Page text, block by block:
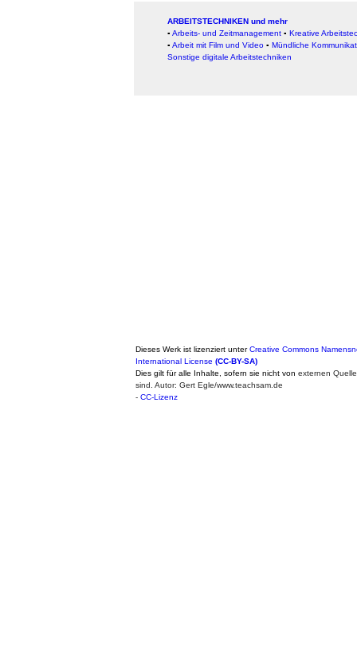
ARBEITSTECHNIKEN und mehr
▪ Arbeits- und Zeitmanagement ▪ Kreative
▪ Arbeit mit Film und Video ▪ Mündliche
Sonstige digitale Arbeitstechniken
Dieses Werk ist lizenziert unterCreative Commons
International License (CC-BY-SA)
Dies gilt für alle Inhalte, sofern sie nicht von externen
sind. Autor: Gert Egle/www.teachsam.de
- CC-Lizenz